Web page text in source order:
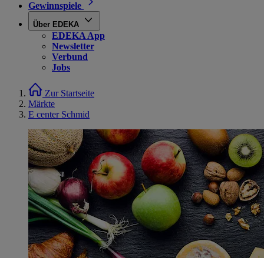
Gewinnspiele
Über EDEKA
EDEKA App
Newsletter
Verbund
Jobs
Zur Startseite
Märkte
E center Schmid